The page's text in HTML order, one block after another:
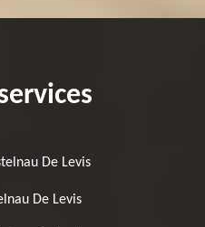
De Levis
De Levis